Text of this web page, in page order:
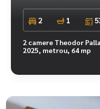
2 1
2 camere Theodor
2025, metrou, 64 mp